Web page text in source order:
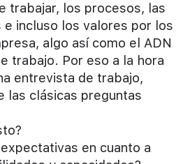
trabajar, los procesos, las
e incluso los valores por los
algo así como el ADN
trabajo. Por eso a la hora
entrevista de trabajo,
las clásicas preguntas
en cuanto a